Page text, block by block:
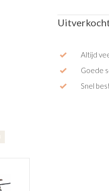
Altijd
Goede
Snel